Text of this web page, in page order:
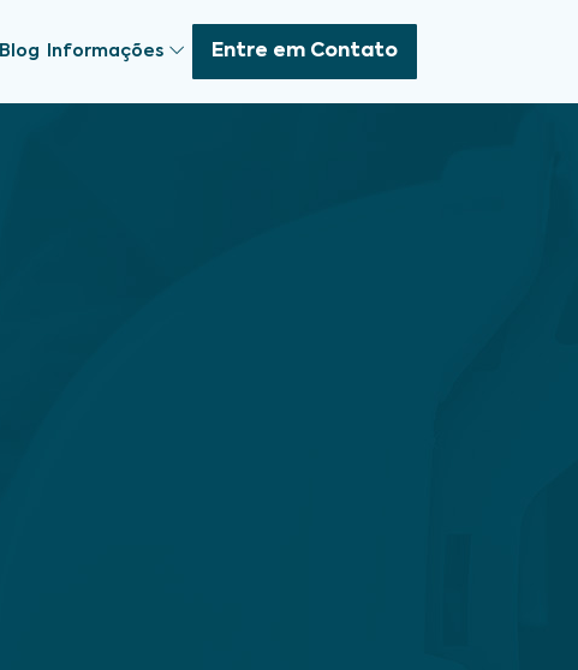
Blog Informações Entre em Contato